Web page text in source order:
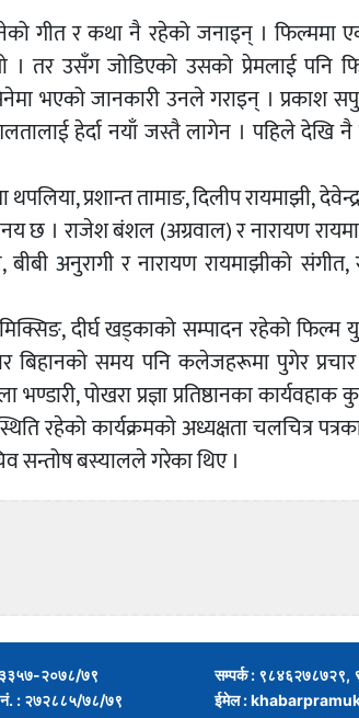
गीत र कथा नै रहेको जनाइन् । फिल्ममा
। तर उसँग जोडिएको उसको प्रेमलाई पनि
भएको जानकारी उनले गराइन् । प्रकाश
हेर्दा नयाँ जस्तै लागेन । पहिले देखि
प्रशान्त तामाङ, दिलीप रायमाझी,
छ । राजेश बंशल (अग्रवाल) र नारायण
अनुरागी र नारायण रायमाझीको संगीत,
मिक्सिङ, दीर्घ खड्काको सम्पादन रहेको फिल्म
बिहानको समय पनि कलेजहरूमा पुगेर
पोखरा प्रज्ञा प्रतिष्ठानका कार्यवहाक
रहेको कार्यक्रमको अध्यक्षता चलचित्र
सन्तोष बस्यालले गरेका थिए ।
: ३३५७-२०७८/७९
नं. : २७२८८५/७८/७९
सम्पर्क : ९८४६२७८७२९,
ईमेल :